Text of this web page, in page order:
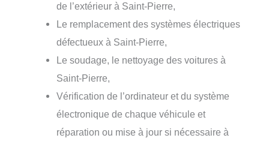
de l’extérieur à Saint-Pierre,
Le remplacement des systèmes électriques
défectueux à Saint-Pierre,
Le soudage, le nettoyage des voitures à
Saint-Pierre,
Vérification de l’ordinateur et du système
électronique de chaque véhicule et
réparation ou mise à jour si nécessaire à